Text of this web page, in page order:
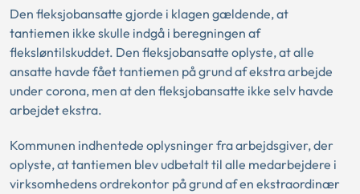
Den fleksjobansatte gjorde i klagen gældende, at
tantiemen ikke skulle indgå i beregningen af
fleksløntilskuddet. Den fleksjobansatte oplyste, at alle
ansatte havde fået tantiemen på grund af ekstra arbejde
under corona, men at den fleksjobansatte ikke selv havde
arbejdet ekstra.
Kommunen indhentede oplysninger fra arbejdsgiver, der
oplyste, at tantiemen blev udbetalt til alle medarbejdere i
virksomhedens ordrekontor på grund af en ekstraordinær